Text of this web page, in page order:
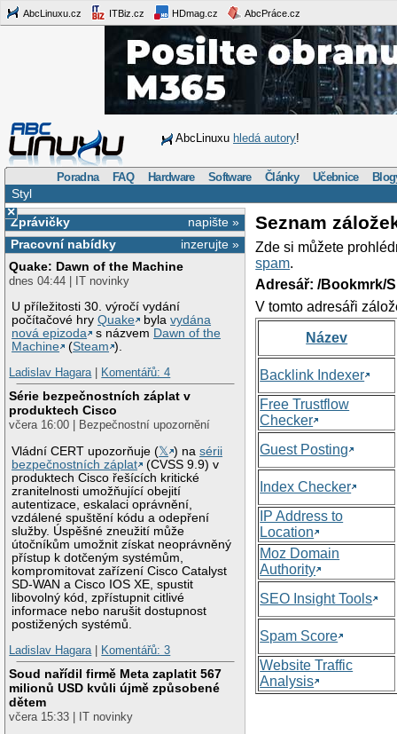
AbcLinuxu.cz ITBiz.cz HDmag.cz AbcPráce.cz
AbcLinuxu hledá autory!
Poradna FAQ Hardware Software Články Učebnice
Styl
×
napište »
Zprávičky
inzerujte »
Pracovní nabídky
Quake: Dawn of the Machine
dnes 04:44 | IT novinky
U příležitosti 30. výročí vydání
počítačové hryQuake bylavydána
nová epizoda
s názvem Dawn of the
Machine
(Steam ).
Ladislav Hagara| Komentářů: 4
Série bezpečnostních záplat v
produktech Cisco
včera 16:00 | Bezpečnostní upozornění
Vládní CERT upozorňuje (𝕏 ) nasérii
bezpečnostních záplat
(CVSS 9.9) v
produktech Cisco řešících kritické
zranitelnosti umožňující obejití
autentizace, eskalaci oprávnění,
vzdálené spuštění kódu a odepření
služby. Úspěšné zneužití může
útočníkům umožnit získat neoprávněný
přístup k dotčeným systémům,
kompromitovat zařízení Cisco Catalyst
SD-WAN a Cisco IOS XE, spustit
libovolný kód, zpřístupnit citlivé
informace nebo narušit dostupnost
postižených systémů.
Ladislav Hagara| Komentářů: 3
Soud nařídil firmě Meta zaplatit 567
milionů USD kvůli újmě způsobené
dětem
včera 15:33 | IT novinky
Seznam
Zde si můžete
spam.
Adresář: /Bookmrk/
V tomto adresáři
Název
Backlink Indexer
Free Trustflow
Checker
Guest Posting
Index Checker
IP Address to
Location
Moz Domain
Authority
SEO Insight Tools
Spam Score
Website Traffic
Analysis